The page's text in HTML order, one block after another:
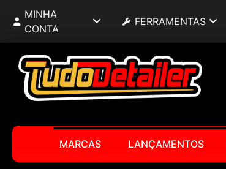
MINHA
CONTA
FERRAMENTAS
MARCAS LANÇAMENTOS